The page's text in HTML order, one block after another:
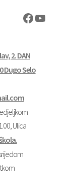
Facebook
YouTube
2. DAN
Dugo Selo
Ulica